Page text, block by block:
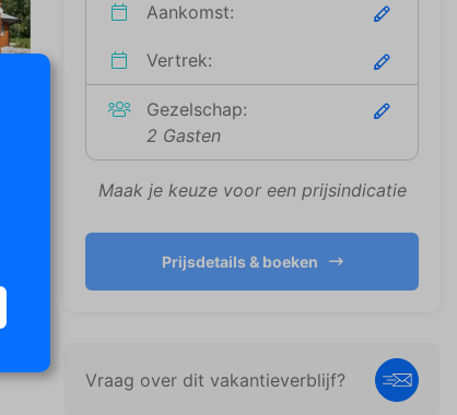
Aankomst:
Vertrek:
Gezelschap:
2 Gasten
Maak je keuze voor een prijsindicatie
Prijsdetails & boeken
Vraag over dit vakantieverblijf?